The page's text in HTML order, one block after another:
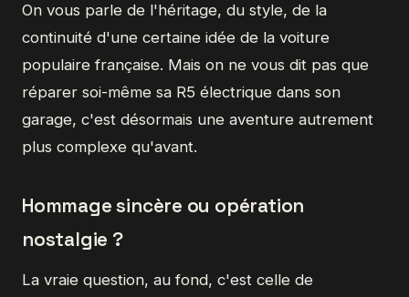
On vous parle de l'héritage, du style, de la
continuité d'une certaine idée de la voiture
populaire française. Mais on ne vous dit pas que
réparer soi-même sa R5 électrique dans son
garage, c'est désormais une aventure autrement
plus complexe qu'avant.
Hommage sincère ou opération
nostalgie ?
La vraie question, au fond, c'est celle de